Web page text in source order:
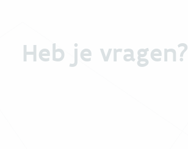
Heb je vragen?